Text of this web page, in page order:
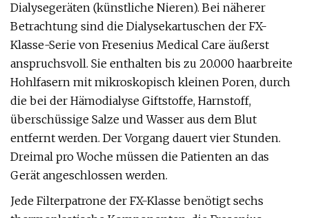
Dialysegeräten (künstliche Nieren). Bei näherer
Betrachtung sind die Dialysekartuschen der FX-
Klasse-Serie von Fresenius Medical Care äußerst
anspruchsvoll. Sie enthalten bis zu 20.000 haarbreite
Hohlfasern mit mikroskopisch kleinen Poren, durch
die bei der Hämodialyse Giftstoffe, Harnstoff,
überschüssige Salze und Wasser aus dem Blut
entfernt werden. Der Vorgang dauert vier Stunden.
Dreimal pro Woche müssen die Patienten an das
Gerät angeschlossen werden.
Jede Filterpatrone der FX-Klasse benötigt sechs